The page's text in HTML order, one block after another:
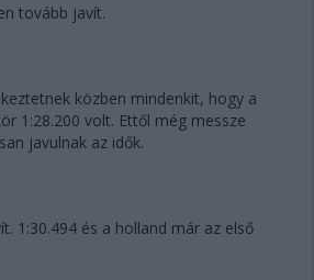
tovább javít.
közben mindenkit, hogy a
1:28.200 volt. Ettől még messze
javulnak az idők.
1:30.494 és a holland már az első